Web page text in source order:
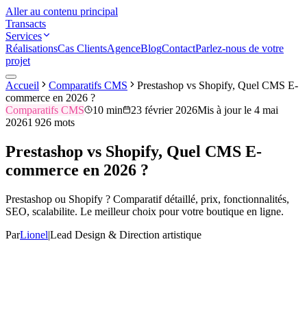
Aller au contenu principal
Transacts
Services
RéalisationsCas ClientsAgenceBlogContactParlez-nous de votre
projet
Accueil Comparatifs CMS
Prestashop vs Shopify, Quel CMS E-
commerce en 2026 ?
Comparatifs CMS
10 min 23 février 2026Mis à jour le 4 mai
20261 926 mots
Prestashop vs Shopify, Quel CMS E-
commerce en 2026 ?
Prestashop ou Shopify ? Comparatif détaillé, prix, fonctionnalités,
SEO, scalabilite. Le meilleur choix pour votre boutique en ligne.
ParLionel|Lead Design & Direction artistique